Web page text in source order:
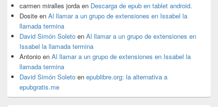
carmen miralles jorda en Descarga de epub en tablet android.
Dosite en Al llamar a un grupo de extensiones en Issabel la
llamada termina
David Simón Soleto en Al llamar a un grupo de extensiones en
Issabel la llamada termina
Antonio en Al llamar a un grupo de extensiones en Issabel la
llamada termina
David Simón Soleto en epublibre.org: la alternativa a
epubgratis.me